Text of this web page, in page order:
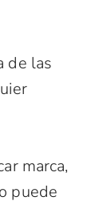
de las
marca,
puede